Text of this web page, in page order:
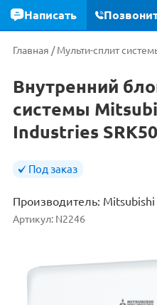
Главная /Мульти-сплит
Внутренний
системы
Industries
Под заказ
Производитель:
Артикул: N2246
Написать